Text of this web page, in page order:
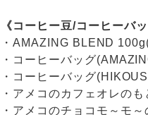
《コーヒー豆/コーヒーバ
・AMAZING BLEND
・コーヒーバッグ
・コーヒーバッグ
・アメコのカフェオレの
・アメコのチョコモ～モ